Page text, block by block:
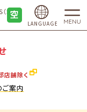
地
LANGUAGE MENU
舗除く
案内